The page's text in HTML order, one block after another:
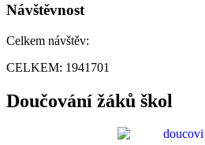
Návštěvnost
Celkem návštěv:
CELKEM: 1941701
Doučování žáků škol